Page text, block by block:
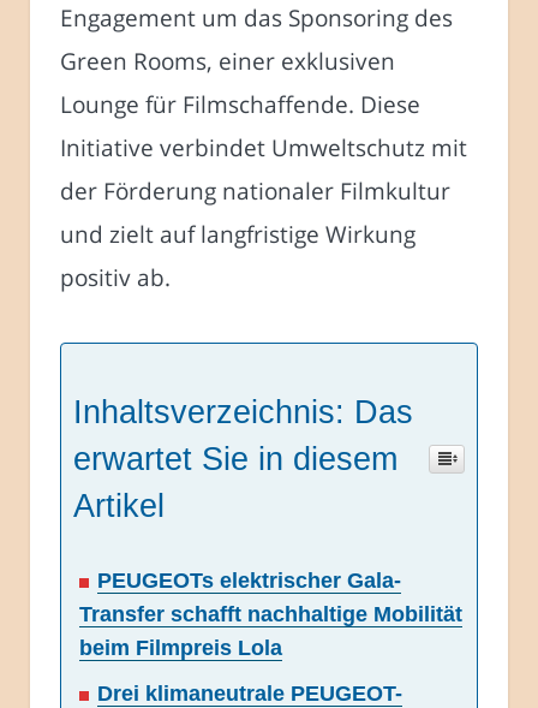
Engagement um das Sponsoring des
Green Rooms, einer exklusiven
Lounge für Filmschaffende. Diese
Initiative verbindet Umweltschutz mit
der Förderung nationaler Filmkultur
und zielt auf langfristige Wirkung
positiv ab.
Inhaltsverzeichnis: Das
erwartet Sie in diesem
Artikel
PEUGEOTs elektrischer Gala-
Transfer schafft nachhaltige Mobilität
beim Filmpreis Lola
Drei klimaneutrale PEUGEOT-